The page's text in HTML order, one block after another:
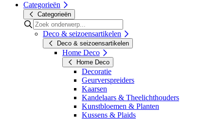
Categorieën
Categorieën
Deco & seizoensartikelen
Deco & seizoensartikelen
Home Deco
Home Deco
Decoratie
Geurverspreiders
Kaarsen
Kandelaars & Theelichthouders
Kunstbloemen & Planten
Kussens & Plaids